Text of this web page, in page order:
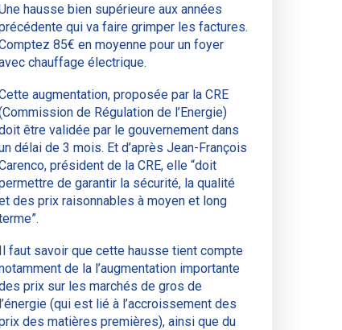
hausse bien supérieure aux années
qui va faire grimper les factures.
85€ en moyenne pour un foyer
chauffage électrique.
augmentation, proposée par la CRE
de Régulation de l’Energie)
être validée par le gouvernement dans
délai de 3 mois. Et d’après Jean-François
président de la CRE, elle “doit
de garantir la sécurité, la qualité
des prix raisonnables à moyen et long
Il faut savoir que cette hausse tient compte
de la l’augmentation importante
prix sur les marchés de gros de
l’énergie (qui est lié à l’accroissement des
des matières premières), ainsi que du